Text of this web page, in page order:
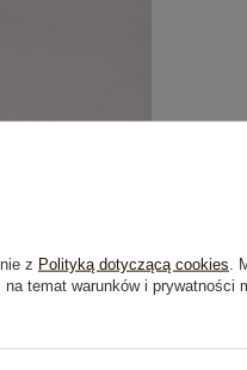
(11)
z Polityką dotyczącą cookies .
temat warunków i prywatności